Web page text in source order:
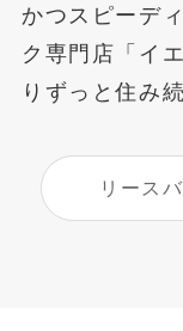
かつスピーデ
ク専門店「イ
りずっと住み
リース